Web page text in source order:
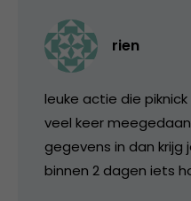
rien
leuke actie die
veel keer
gegevens in dan krijg
binnen 2 dagen iets